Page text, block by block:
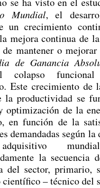
Mundial, el
un crecimiento
mejora continua de
mantener o
de Ganancia
colapso
Este crecimiento de
la productividad se
optimización de la
en función de la
demandadas según
la secuencia
del sector, primario,
– técnico del